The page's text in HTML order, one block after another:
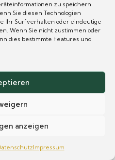
zu speichern
Sie diesen Technologien
Ihr Surfverhalten oder eindeutige
Wenn Sie nicht zustimmen oder
dies bestimmte Features und
anzeigen
Impressum
121 King Street, Melbourne